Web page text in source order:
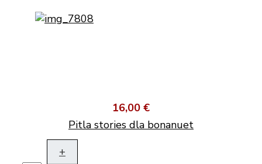
16,00 €
Pitla stories dla bonanuet
+